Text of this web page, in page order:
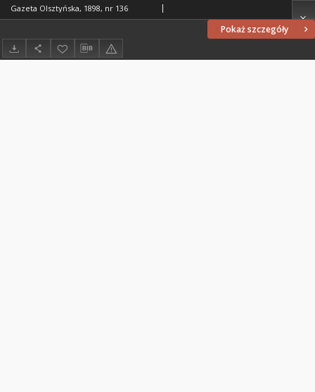
Pokaż szczegóły
Gazeta Olsztyńska, 1898, nr 136